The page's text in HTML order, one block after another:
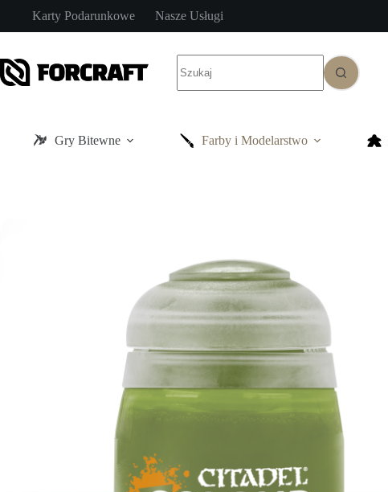
treści
Karty Podarunkowe Nasze Usługi
wyników
Gry Bitewne Farby i Modelarstwo